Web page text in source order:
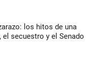
los hitos de una
el secuestro y el Senado